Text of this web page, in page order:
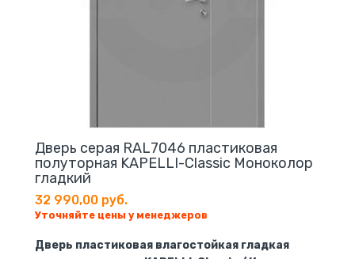
Дверь серая RAL7046 пластиковая
полуторная KAPELLI-Classic Моноколор
гладкий
32 990,00 руб.
Уточняйте цены у менеджеров
Дверь пластиковая влагостойкая гладкая